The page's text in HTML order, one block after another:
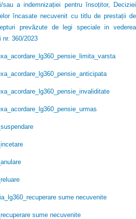
a indemnizației pentru însoțitor, Deciziei
încasate necuvenit cu titlu de prestații de
prevăzute de legi speciale in vederea
nr. 360/2023
sume necuvenite
sume necuvenite